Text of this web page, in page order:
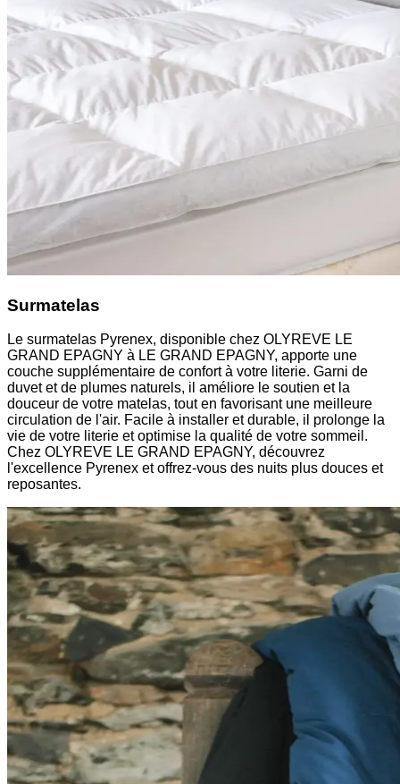
Surmatelas
Le surmatelas Pyrenex, disponible chez OLYREVE LE
GRAND EPAGNY à LE GRAND EPAGNY, apporte une
couche supplémentaire de confort à votre literie. Garni de
duvet et de plumes naturels, il améliore le soutien et la
douceur de votre matelas, tout en favorisant une meilleure
circulation de l'air. Facile à installer et durable, il prolonge la
vie de votre literie et optimise la qualité de votre sommeil.
Chez OLYREVE LE GRAND EPAGNY, découvrez
l'excellence Pyrenex et offrez-vous des nuits plus douces et
reposantes.